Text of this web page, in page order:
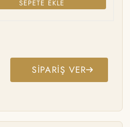
SEPETE EKLE
SIPARIŞ VER